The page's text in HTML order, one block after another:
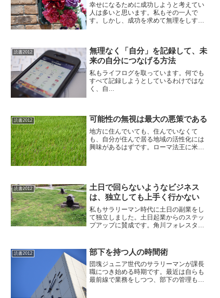
幸せになるために成功しようと考えてい
人は多いと思います。私もその一人で
す。しかし、成功を求めて無理をしすぎ
バード式最新成功理論幸せを...
読書2012
無理なく「自分」を記録して、未
来の自分につなげる方法
私もライフログを取っています。何でも
すべて記録しようとしているわけではな
く、自...
読書2012 可能性の無視は最大の悪策である
地方に住んでいても、住んでいなくて
も、自分が住んで居る地域の活性化には
興味があるはずです。ローマ法王に米を
読書2012
土日で回らないようなビジネス
は、独立しても上手く行かない
私もサラリーマン時代に土日の副業をし
て独立しました。土日起業からのステッ
プアップに賛成です。角川フォレスタ土
ビジネスモデルでないと、独立しても上
手く回らないと思う...
読書2012 部下を持つ人の時間術
団塊ジュニア世代のサラリーマンが課長
職につき始める時期です。最近は自らも
最前線で業務をしつつ、部下の管理もす